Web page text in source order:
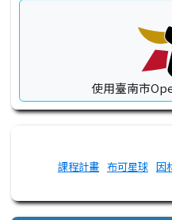
使用臺南市
課程計畫 布可星球 因